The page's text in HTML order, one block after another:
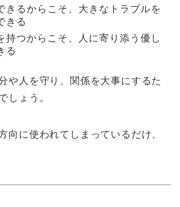
きるからこそ、大きなトラブルを
きる
持つからこそ、人に寄り添う優し
る
や人を守り、関係を大事にするた
しょう。
向に使われてしまっているだけ、